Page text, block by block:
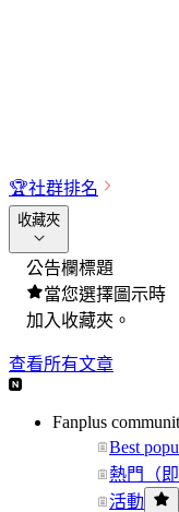
🏆社群排名
收藏夾
公告欄標題
當您選擇圖示時
加入收藏夾。
查看所有文章
Fanplus
Best
熱門（即
活動